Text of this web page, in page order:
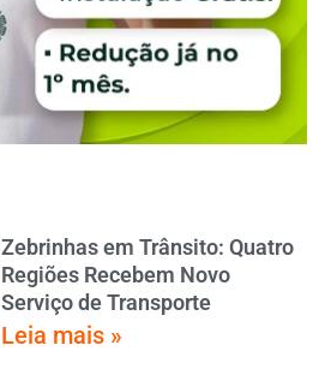
Zebrinhas em Trânsito: Quatro
Regiões Recebem Novo
Serviço de Transporte
Leia mais »